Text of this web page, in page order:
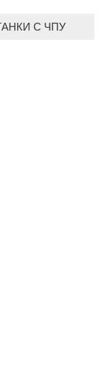
С ЧПУ